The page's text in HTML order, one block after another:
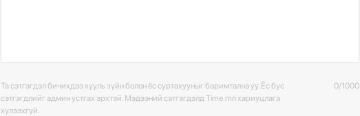
Та сэтгэгдэл бичихдээ хууль зүйн болон ёс суртахууныг баримтална уу. Ёс бус
сэтгэгдлийг админ устгах эрхтэй. Мэдээний сэтгэгдэлд Time.mn хариуцлага
хүлээхгүй.
0/1000